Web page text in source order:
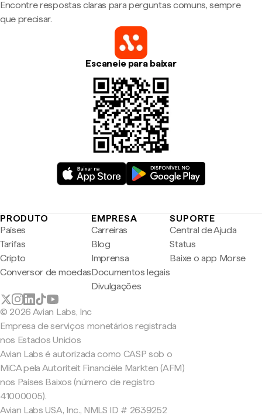
Encontre respostas claras para perguntas comuns, sempre
que precisar.
Escaneie para baixar
PRODUTO
Países
Tarifas
Cripto
Conversor de moedas
EMPRESA
Carreiras
Blog
Imprensa
Documentos legais
Divulgações
SUPORTE
Central de Ajuda
Status
Baixe o app Morse
© 2026 Avian Labs, Inc
Empresa de serviços monetários registrada
nos Estados Unidos
Avian Labs é autorizada como CASP sob o
MiCA pela Autoriteit Financiële Markten (AFM)
nos Países Baixos (número de registro
41000005).
Avian Labs USA, Inc., NMLS ID # 2639252